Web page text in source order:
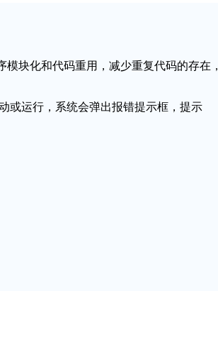
块化和代码重用，减少重复代码的存在，
或运行，系统会弹出报错提示框，提示